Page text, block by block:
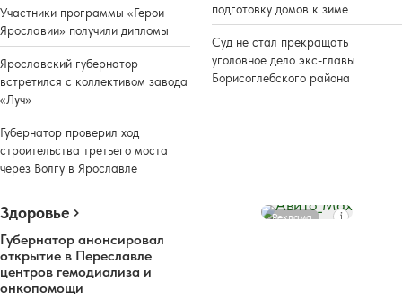
Участники программы «Герои
Ярославии» получили дипломы
Ярославский губернатор
встретился с коллективом завода
«Луч»
Губернатор проверил ход
строительства третьего моста
через Волгу в Ярославле
подготовку домов к зиме
Суд не стал прекращать
уголовное дело экс-главы
Борисоглебского района
Здоровье
Губернатор анонсировал
открытие в Переславле
центров гемодиализа и
онкопомощи
Реклама